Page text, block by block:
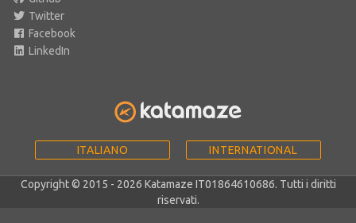
Twitter
Facebook
LinkedIn
ITALIANO INTERNATIONAL
Copyright © 2015 - 2026 Katamaze IT01864610686. Tutti i diritti
riservati.